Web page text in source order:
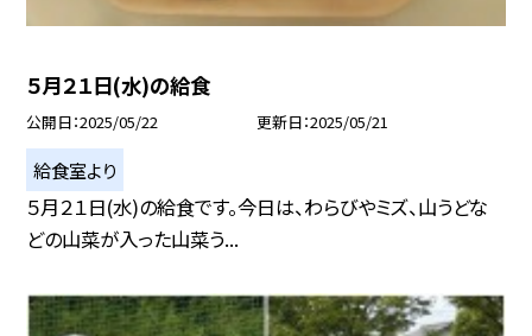
５月２１日(水)の給食
公開日 2025/05/22 更新日 2025/05/21
給食室より
５月２１日(水)の給食です。今日は、わらびやミズ、山うどな
どの山菜が入った山菜う...